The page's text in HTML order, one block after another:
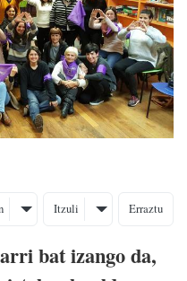
Itzuli Erraztu
bat izango da,